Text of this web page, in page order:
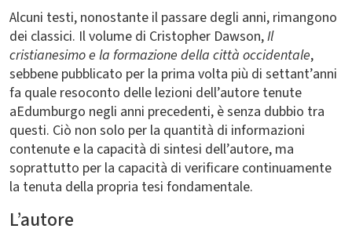
Alcuni testi, nonostante il passare degli anni, rimangono
dei classici. Il volume di Cristopher Dawson,Il
cristianesimo e la formazione della città occidentale,
sebbene pubblicato per la prima volta più di settant’anni
fa quale resoconto delle lezioni dell’autore tenute
aEdumburgo negli anni precedenti, è senza dubbio tra
questi. Ciò non solo per la quantità di informazioni
contenute e la capacità di sintesi dell’autore, ma
soprattutto per la capacità di verificare continuamente
la tenuta della propria tesi fondamentale.
L’autore